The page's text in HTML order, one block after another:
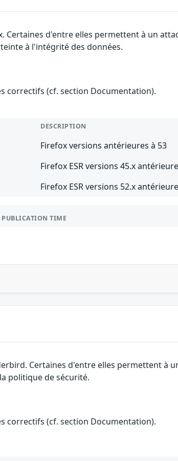
d'entre elles permettent à un
à l'intégrité des données.
correctifs (cf. section Documentation).
DESCRIPTION
Firefox versions antérieures à 53
Firefox ESR versions 45.x
Firefox ESR versions 52.x
PUBLICATION TIME
Certaines d'entre elles permettent à
politique de sécurité.
correctifs (cf. section Documentation).